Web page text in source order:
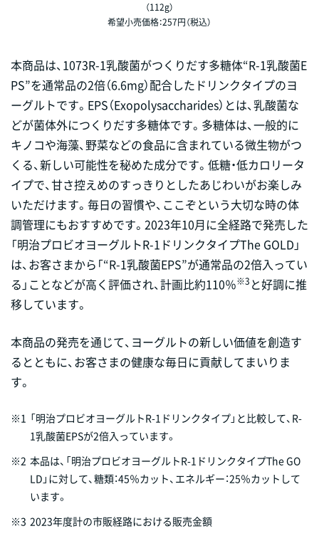
（112g）
希望小売価格：257円（税込）
本商品は、1073R-1乳酸菌がつくりだす多糖体“R-1乳酸菌E
PS”を通常品の2倍（6.6mg）配合したドリンクタイプのヨ
ーグルトです。EPS（Exopolysaccharides）とは、乳酸菌な
どが菌体外につくりだす多糖体です。多糖体は、一般的に
キノコや海藻、野菜などの食品に含まれている微生物がつ
くる、新しい可能性を秘めた成分です。低糖・低カロリータ
イプで、甘さ控えめのすっきりとしたあじわいがお楽しみ
いただけます。毎日の習慣や、ここぞという大切な時の体
調管理にもおすすめです。2023年10月に全経路で発売した
「明治プロビオヨーグルトR-1ドリンクタイプThe GOLD」
は、お客さまから「“R-1乳酸菌EPS”が通常品の2倍入ってい
る」ことなどが高く評価され、計画比約110％※3 と好調に推
移しています。
本商品の発売を通じて、ヨーグルトの新しい価値を創造す
るとともに、お客さまの健康な毎日に貢献してまいりま
す。
※1 「明治プロビオヨーグルトR-1ドリンクタイプ」と比較して、R-
1乳酸菌EPSが2倍入っています。
※2 本品は、「明治プロビオヨーグルトR-1ドリンクタイプThe GO
LD」に対して、糖類：45％カット、エネルギー：25％カットして
います。
※3 2023年度計の市販経路における販売金額